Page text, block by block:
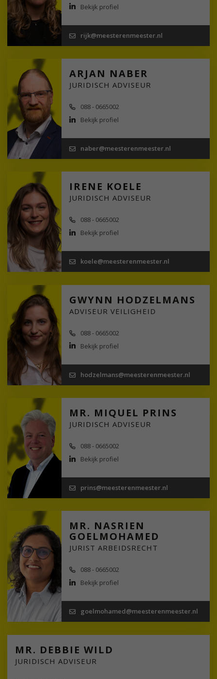
Bekijk profiel
rijk@meesterenmeester.nl
ARJAN NABER
JURIDISCH ADVISEUR
088 - 0665002
Bekijk profiel
naber@meesterenmeester.nl
IRENE KOELE
JURIDISCH ADVISEUR
088 - 0665002
Bekijk profiel
koele@meesterenmeester.nl
GWYNN HODZELMANS
ADVISEUR VEILIGHEID
088 - 0665002
Bekijk profiel
hodzelmans@meesterenmeester.nl
MR. MIQUEL PRINS
JURIDISCH ADVISEUR
088 - 0665002
Bekijk profiel
prins@meesterenmeester.nl
MR. NASRIEN
GOELMOHAMED
JURIST ARBEIDSRECHT
088 - 0665002
Bekijk profiel
goelmohamed@meesterenmeester.nl
MR. DEBBIE WILD
JURIDISCH ADVISEUR